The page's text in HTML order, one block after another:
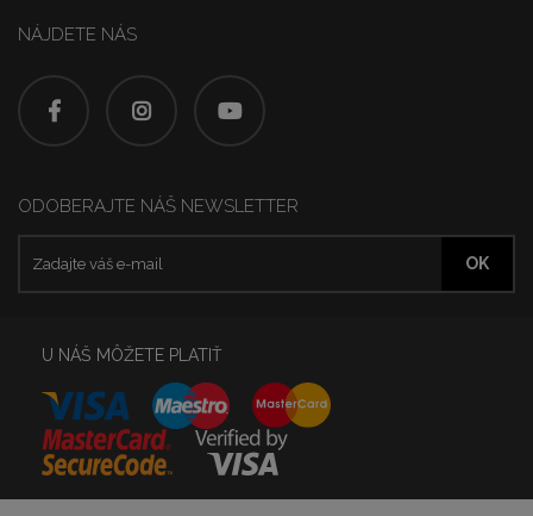
NÁJDETE NÁS
ODOBERAJTE NÁŠ NEWSLETTER
U NÁŠ MÔŽETE PLATIŤ